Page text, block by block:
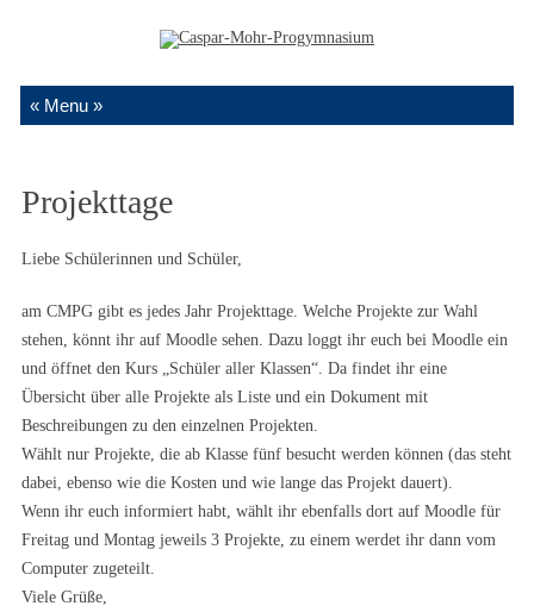
Zum Inhalt springen
Projekttage
Liebe Schülerinnen und Schüler,
am CMPG gibt es jedes Jahr Projekttage. Welche Projekte zur Wahl
stehen, könnt ihr auf Moodle sehen. Dazu loggt ihr euch bei Moodle ein
und öffnet den Kurs „Schüler aller Klassen“. Da findet ihr eine
Übersicht über alle Projekte als Liste und ein Dokument mit
Beschreibungen zu den einzelnen Projekten.
Wählt nur Projekte, die ab Klasse fünf besucht werden können (das steht
dabei, ebenso wie die Kosten und wie lange das Projekt dauert).
Wenn ihr euch informiert habt, wählt ihr ebenfalls dort auf Moodle für
Freitag und Montag jeweils 3 Projekte, zu einem werdet ihr dann vom
Computer zugeteilt.
Viele Grüße,